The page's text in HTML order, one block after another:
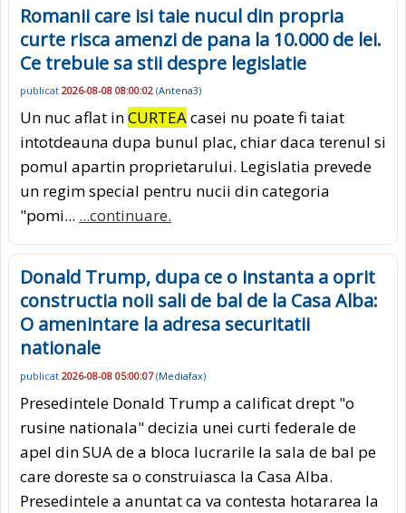
Romanii care isi taie nucul din propria
curte risca amenzi de pana la 10.000 de lei.
Ce trebuie sa stii despre legislatie
publicat 2026-08-08 08:00:02 (Antena3)
Un nuc aflat inCURTEAcasei nu poate fi taiat
intotdeauna dupa bunul plac, chiar daca terenul si
pomul apartin proprietarului. Legislatia prevede
un regim special pentru nucii din categoria
"pomi... ...continuare.
Donald Trump, dupa ce o instanta a oprit
constructia noii sali de bal de la Casa Alba:
O amenintare la adresa securitatii
nationale
publicat 2026-08-08 05:00:07(Mediafax)
Presedintele Donald Trump a calificat drept "o
rusine nationala" decizia unei curti federale de
apel din SUA de a bloca lucrarile la sala de bal pe
care doreste sa o construiasca la Casa Alba.
Presedintele a anuntat ca va contesta hotararea la